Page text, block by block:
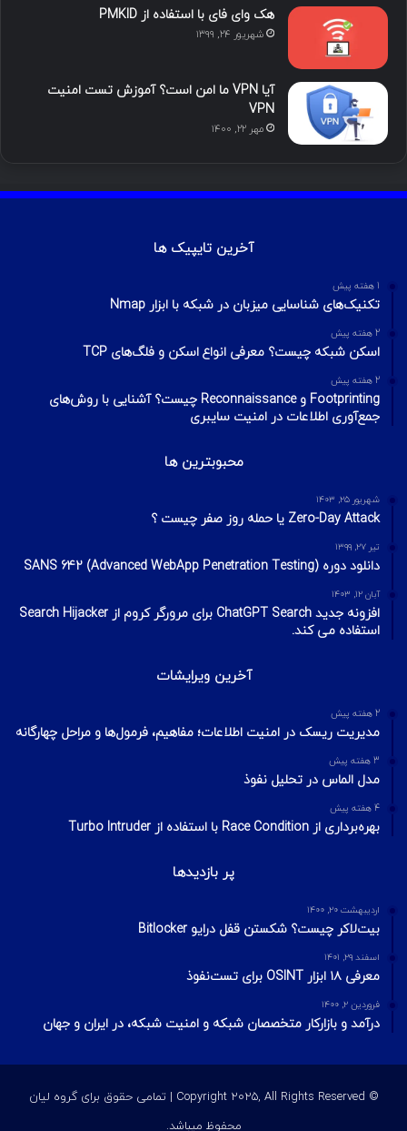
هک وای فای با استفاده از PMKID
شهریور ۲۴, ۱۳۹۹
آیا VPN ما امن است؟ آموزش تست امنیت
VPN
مهر ۲۲, ۱۴۰۰
آخرین تایپیک ها
1 هفته پیش
تکنیک‌های شناسایی میزبان در شبکه با ابزار Nmap
2 هفته پیش
اسکن شبکه چیست؟ معرفی انواع اسکن و فلگ‌های TCP
2 هفته پیش
Footprinting و Reconnaissance چیست؟ آشنایی با روش‌های
جمع‌آوری اطلاعات در امنیت سایبری
محبوبترین ها
شهریور ۲۵, ۱۴۰۳
Zero-Day Attack یا حمله روز صفر چیست ؟
تیر ۲۷, ۱۳۹۹
دانلود دوره SANS 642 (Advanced WebApp Penetration Testing)
آبان ۱۲, ۱۴۰۳
افزونه جدید ChatGPT Search برای مرورگر کروم از Search Hijacker
استفاده می کند.
آخرین ویرایشات
2 هفته پیش
مدیریت ریسک در امنیت اطلاعات؛ مفاهیم، فرمول‌ها و مراحل چهارگانه
3 هفته پیش
مدل الماس در تحلیل نفوذ
4 هفته پیش
بهره‌برداری از Race Condition با استفاده از Turbo Intruder
پر بازدیدها
اردیبهشت ۲۰, ۱۴۰۰
بیت‌لاکر چیست؟ شکستن قفل درایو Bitlocker
اسفند ۲۹, ۱۴۰۱
معرفی ۱۸ ابزار OSINT برای تست‌نفوذ
فروردین ۲, ۱۴۰۰
درآمد و بازارکار متخصصان شبکه و امنیت شبکه، در ایران و جهان
© Copyright 2025, All Rights Reserved | تمامی حقوق برای گروه لیان
محفوظ میباشد.